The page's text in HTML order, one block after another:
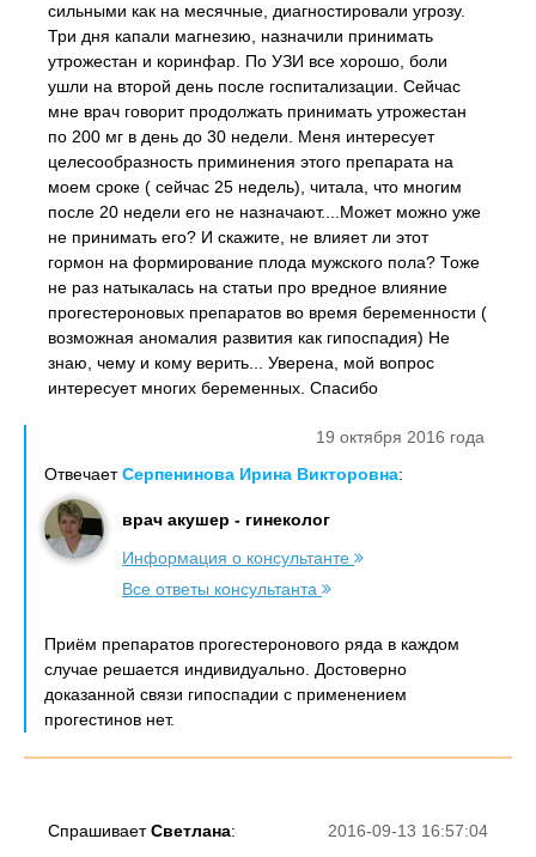
сильными как на месячные, диагностировали угрозу.
Три дня капали магнезию, назначили принимать
утрожестан и коринфар. По УЗИ все хорошо, боли
ушли на второй день после госпитализации. Сейчас
мне врач говорит продолжать принимать утрожестан
по 200 мг в день до 30 недели. Меня интересует
целесообразность приминения этого препарата на
моем сроке ( сейчас 25 недель), читала, что многим
после 20 недели его не назначают....Может можно уже
не принимать его? И скажите, не влияет ли этот
гормон на формирование плода мужского пола? Тоже
не раз натыкалась на статьи про вредное влияние
прогестероновых препаратов во время беременности (
возможная аномалия развития как гипоспадия) Не
знаю, чему и кому верить... Уверена, мой вопрос
интересует многих беременных. Спасибо
19 октября 2016 года
ОтвечаетСерпенинова Ирина Викторовна:
врач акушер - гинеколог
Информация о консультанте
Все ответы консультанта
Приём препаратов прогестеронового ряда в каждом
случае решается индивидуально. Достоверно
доказанной связи гипоспадии с применением
прогестинов нет.
2016-09-13 16:57:04
СпрашиваетСветлана: